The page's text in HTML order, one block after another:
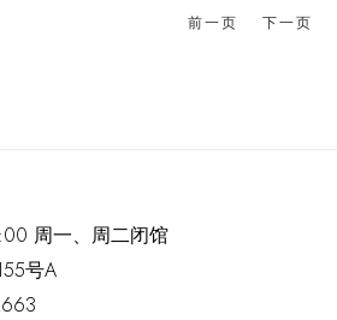
前一页 下一页
周一、周二闭馆
号A